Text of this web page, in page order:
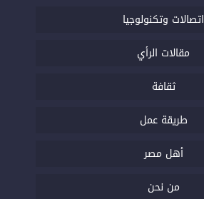
اتصالات وتكنولوجيا
مقالات الرأي
ثقافة
طريقة عمل
أهل مصر
من نحن